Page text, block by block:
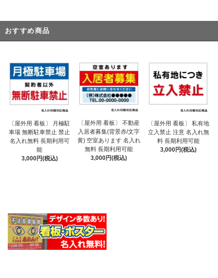
おすすめ商品
〔屋外用 看板〕 月極駐
車場 無断駐車禁止 禁止
名入れ無料 長期利用可
能
3,000円(税込)
〔屋外用 看板〕 不動産
入居者募集(背景赤/文字
黄) 空室あります 名入れ
無料 長期利用可能
3,000円(税込)
〔屋外用 看板〕 私有地
立入禁止 注意 名入れ無
料 長期利用可能
3,000円(税込)